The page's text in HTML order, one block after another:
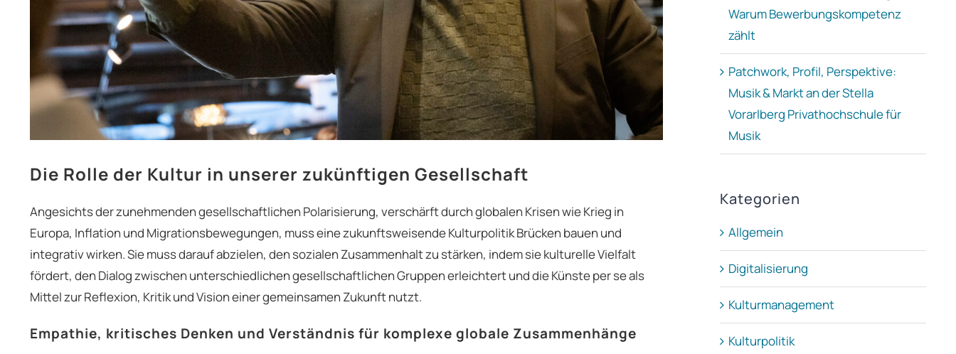
Die Rolle der Kultur in unserer zukünftigen Gesellschaft
Angesichts der zunehmenden gesellschaftlichen Polarisierung, verschärft durch globalen Krisen wie Krieg in
Europa, Inflation und Migrationsbewegungen, muss eine zukunftsweisende Kulturpolitik Brücken bauen und
integrativ wirken. Sie muss darauf abzielen, den sozialen Zusammenhalt zu stärken, indem sie kulturelle Vielfalt
fördert, den Dialog zwischen unterschiedlichen gesellschaftlichen Gruppen erleichtert und die Künste per se als
Mittel zur Reflexion, Kritik und Vision einer gemeinsamen Zukunft nutzt.
Empathie, kritisches Denken und Verständnis für komplexe globale Zusammenhänge
Warum Bewerbungskompetenz
zählt
Patchwork, Profil, Perspektive:
Musik & Markt an der Stella
Vorarlberg Privathochschule für
Musik
Kategorien
Allgemein
Digitalisierung
Kulturmanagement
Kulturpolitik